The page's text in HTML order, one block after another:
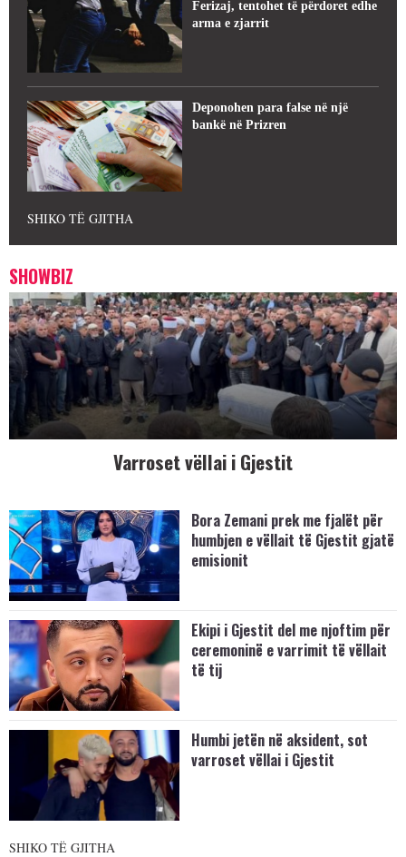
Ferizaj, tentohet të përdoret edhe
arma e zjarrit
Deponohen para false në një
bankë në Prizren
SHIKO TË GJITHA
SHOWBIZ
Varroset vëllai i Gjestit
Bora Zemani prek me fjalët për
humbjen e vëllait të Gjestit gjatë
emisionit
Ekipi i Gjestit del me njoftim për
ceremoninë e varrimit të vëllait
të tij
Humbi jetën në aksident, sot
varroset vëllai i Gjestit
SHIKO TË GJITHA